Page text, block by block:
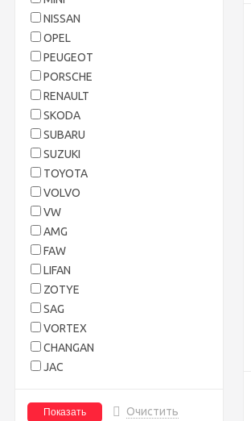
NISSAN
OPEL
PEUGEOT
PORSCHE
RENAULT
SKODA
SUBARU
SUZUKI
TOYOTA
VOLVO
VW
AMG
FAW
LIFAN
ZOTYE
SAG
VORTEX
CHANGAN
JAC
Очистить